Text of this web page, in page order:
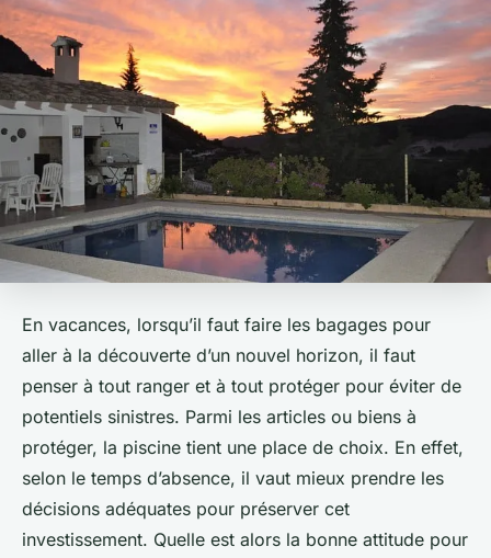
En vacances, lorsqu’il faut faire les bagages pour
aller à la découverte d’un nouvel horizon, il faut
penser à tout ranger et à tout protéger pour éviter de
potentiels sinistres. Parmi les articles ou biens à
protéger, la piscine tient une place de choix. En effet,
selon le temps d’absence, il vaut mieux prendre les
décisions adéquates pour préserver cet
investissement. Quelle est alors la bonne attitude pour